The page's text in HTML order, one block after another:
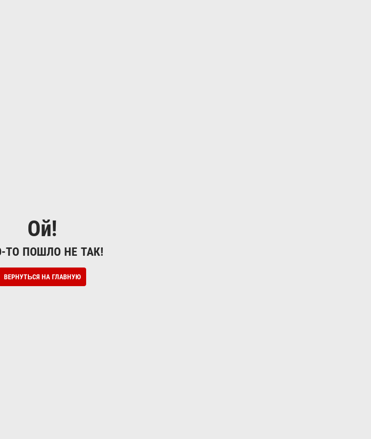
Ой!
ТО ПОШЛО НЕ ТАК!
ВЕРНУТЬСЯ НА ГЛАВНУЮ